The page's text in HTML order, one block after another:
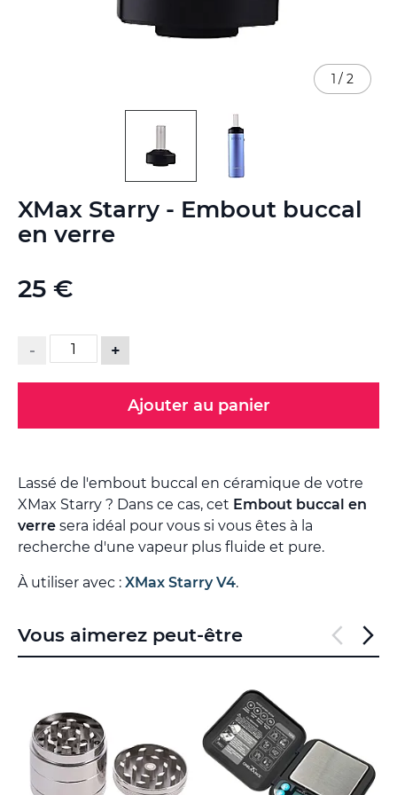
XMax Starry - Embout buccal
en verre
25 €
- +
Ajouter au panier
Lassé de l'embout buccal en céramique de votre
XMax Starry ? Dans ce cas, cet Embout buccal en
verre sera idéal pour vous si vous êtes à la
recherche d'une vapeur plus fluide et pure.
À utiliser avec : XMax Starry V4.
1 / 2
to
the
beginning
the
images
Vous aimerez peut-être